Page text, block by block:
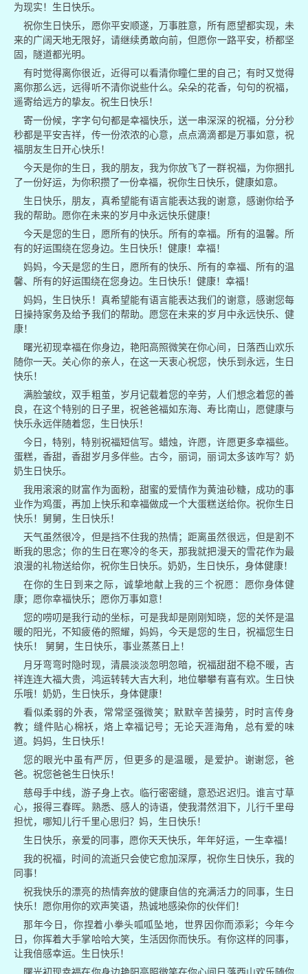
为现实！生日快乐。
祝你生日快乐，愿你平安顺遂，万事胜意，所有愿望都实现，未
来的广阔天地无限好，请继续勇敢向前，但愿你一路平安，桥都坚
固，隧道都光明。
有时觉得离你很近，近得可以看清你瞳仁里的自己；有时又觉得
离你那么远，远得听不清你说些什么。朵朵的花香，句句的祝福，
遥寄给远方的挚友。祝生日快乐！
寄一份候，字字句句都是幸福快乐，送一串深深的祝福，分分秒
秒都是平安吉祥，传一份浓浓的心意，点点滴滴都是万事如意，祝
福朋友生日开心快乐！
今天是你的生日，我的朋友，我为你放飞了一群祝福，为你捆扎
了一份好运，为你积攒了一份幸福，祝你生日快乐，健康如意。
生日快乐，朋友，真希望能有语言能表达我的谢意，感谢你给予
我的帮助。愿你在未来的岁月中永远快乐健康！
今天是您的生日，愿所有的快乐。所有的幸福。所有的温馨。所
有的好运围绕在您身边。生日快乐！健康！幸福！
妈妈，今天是您的生日，愿所有的快乐、所有的幸福、所有的温
馨、所有的好运围绕在您身边。生日快乐！健康！幸福！
妈妈，生日快乐！真希望能有语言能表达我们的谢意，感谢您每
日操持家务及给予我们的帮助。愿您在未来的岁月中永远快乐、健
康！
曙光初现幸福在你身边，艳阳高照微笑在你心间，日落西山欢乐
随你一天。关心你的亲人，在这一天衷心祝您，快乐到永远，生日
快乐！
满脸皱纹，双手粗茧，岁月记载着您的辛劳，人们想念着您的善
良，在这个特别的日子里，祝爸爸福如东海、寿比南山，愿健康与
快乐永远伴随着您，生日快乐！
今日，特别，特别祝福短信写。蜡烛，许愿，许愿更多幸福些。
蛋糕，香甜，香甜岁月多伴些。古今，丽词，丽词太多该咋写？奶
奶生日快乐。
我用滚滚的财富作为面粉，甜蜜的爱情作为黄油砂糖，成功的事
业作为鸡蛋，再加上快乐和幸福做成一个大蛋糕送给你。祝你生日
快乐！舅舅，生日快乐！
天气虽然很冷，但是挡不住我的热情；距离虽然很远，但是割不
断我的思念；你的生日在寒冷的冬天，那我就把漫天的雪花作为最
浪漫的礼物送给你，祝你生日快乐。奶奶，生日快乐，身体健康！
在你的生日到来之际，诚挚地献上我的三个祝愿：愿你身体健
康；愿你幸福快乐；愿你万事如意！
您的唠叨是我行动的坐标，可是我却是刚刚知晓，您的关怀是温
暖的阳光，不知疲倦的照耀，妈妈，今天是您的生日，祝福您生日
快乐！ 舅舅，生日快乐，事业蒸蒸日上！
月牙弯弯时隐时现，清晨淡淡忽明忽暗，祝福甜甜不稳不暖，吉
祥连连大福大贵，鸿运转转大吉大利，地位攀攀有喜有欢。生日快
乐哦！奶奶，生日快乐，身体健康！
看似柔弱的外表，常常坚强微笑；默默辛苦操劳，时时言传身
教；缝件贴心棉袄，烙上幸福记号；无论天涯海角，总有爱的味
道。妈妈，生日快乐！
您的眼光中虽有严厉，但更多的是温暖，是爱护。谢谢您，爸
爸。祝您爸爸生日快乐！
慈母手中线，游子身上衣。临行密密缝，意恐迟迟归。谁言寸草
心，报得三春晖。熟悉、感人的诗语，使我潸然泪下，儿行千里母
担忧，哪知儿行千里心思归？妈，生日快乐！
生日快乐，亲爱的同事，愿你天天快乐，年年好运，一生幸福！
我的祝福，时间的流逝只会使它愈加深厚，祝你生日快乐，我的
同事！
祝我快乐的漂亮的热情奔放的健康自信的充满活力的同事，生日
快乐！愿你用你的欢声笑语，热诚地感染你的伙伴们！
那年今日，你捏着小拳头呱呱坠地，世界因你而添彩；今年今
日，你挥着大手掌哈哈大笑，生活因你而快乐。有你这样的同事，
让我倍感幸运。生日快乐！